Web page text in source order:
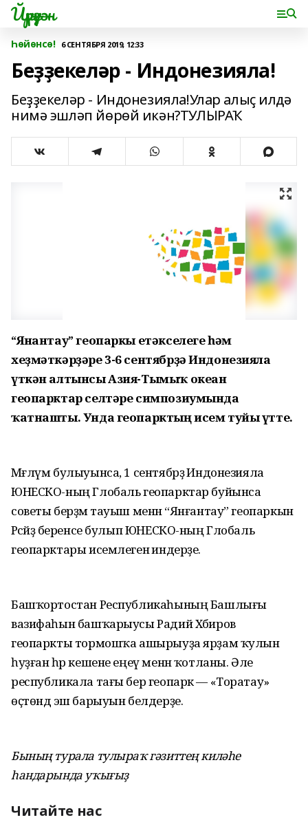
Йүрүҙән
Һөйөнсө! 6 СЕНТЯБРЯ 2019, 12:33
Беҙҙекеләр - Индонезияла!
Беҙҙекеләр - Индонезияла!Улар алыҫ илдә
нимә эшләп йөрөй икән?ТУЛЫРАҠ
“Янғантау” геопаркы етәкселеге һәм
хеҙмәткәрҙәре 3-6 сентябрҙә Индонезияла
үткән алтынсы Азия-Тымыҡ океан
геопарктар селтәре симпозиумында
ҡатнашты. Унда геопарктың исем туйы үтте.
Мәғлүм булыуынса, 1 сентябрҙә Индонезияла
ЮНЕСКО-ның Глобаль геопарктар буйынса
советы берҙәм тауыш менән “Янғантау” геопаркын
Рәсәйҙә беренсе булып ЮНЕСКО-ның Глобаль
геопарктары исемлегенә индерҙе.
Башҡортостан Республикаһының Башлығы
вазифаһын башҡарыусы Радий Хәбиров
геопаркты тормошҡа ашырыуҙа ярҙам ҡулын
һуҙған һәр кешене еңеү менән ҡотланы. Әле
республикала тағы бер геопарк — «Торатау»
өҫтөндә эш барыуын белдерҙе.
Бының турала тулыраҡ гәзиттең киләһе
һандарында уҡығыҙ
Читайте нас